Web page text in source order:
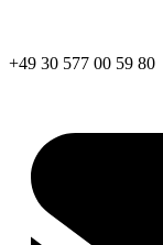
+49 30 577 00 59 80